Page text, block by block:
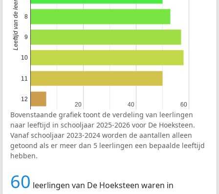
20
20 40
40 60
60
8
9
10
11
12
Leeftijd van de leerlingen
Bovenstaande grafiek toont de verdeling van leerlingen
naar leeftijd in schooljaar 2025-2026 voor De Hoeksteen.
Vanaf schooljaar 2023-2024 worden de aantallen alleen
getoond als er meer dan 5 leerlingen een bepaalde leeftijd
hebben.
60 leerlingen van De Hoeksteen waren in